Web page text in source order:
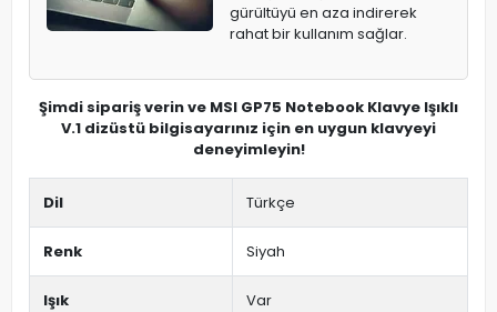
gürültüyü en aza indirerek
rahat bir kullanım sağlar.
Şimdi sipariş verin ve MSI GP75 Notebook Klavye Işıklı
V.1 dizüstü bilgisayarınız için en uygun klavyeyi
deneyimleyin!
Dil Türkçe
Renk Siyah
Işık Var